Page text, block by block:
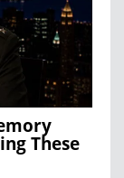
These